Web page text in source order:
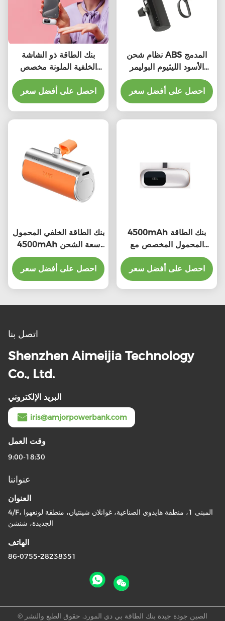
بنك الطاقة ذو الشاشة
الخلفية الملونة مخصص
4500mAh مع إنتاج
الشحن
احصل على أفضل سعر
نظام شحن ABS المدمج
الأسود الليثيوم البوليمر
التلفزيوني
احصل على أفضل سعر
بنك الطاقة الخلفي المحمول
4500mAh سعة الشحن
للأجهزة العالمية
احصل على أفضل سعر
4500mAh بنك الطاقة
المحمول المخصص مع
الشاشة المدمجة مع شهادة
MSDS
احصل على أفضل سعر
اتصل بنا
Shenzhen Aimeijia Technology
Co., Ltd.
البريد الإلكتروني
iris@amjorpowerbank.com
وقت العمل
9:00-18:30
عنواننا
العنوان
4/F، المبنى 1، منطقة هايدوي الصناعية، غوانلان شينتيان، منطقة لونغهوا
الجديدة، شنشن
الهاتف
86-0755-28238351
الصين جودة جيدة بنك الطاقة بي دي المورد. حقوق الطبع والنشر ©